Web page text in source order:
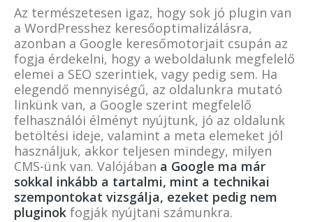
Az természetesen igaz, hogy sok jó plugin van
a WordPresshez keresőoptimalizálásra,
azonban a Google keresőmotorjait csupán az
fogja érdekelni, hogy a weboldalunk megfelelő
elemei a SEO szerintiek, vagy pedig sem. Ha
elegendő mennyiségű, az oldalunkra mutató
linkünk van, a Google szerint megfelelő
felhasználói élményt nyújtunk, jó az oldalunk
betöltési ideje, valamint a meta elemeket jól
használjuk, akkor teljesen mindegy, milyen
CMS-ünk van. Valójában a Google ma már
sokkal inkább a tartalmi, mint a technikai
szempontokat vizsgálja, ezeket pedig nem
pluginok fogják nyújtani számunkra.